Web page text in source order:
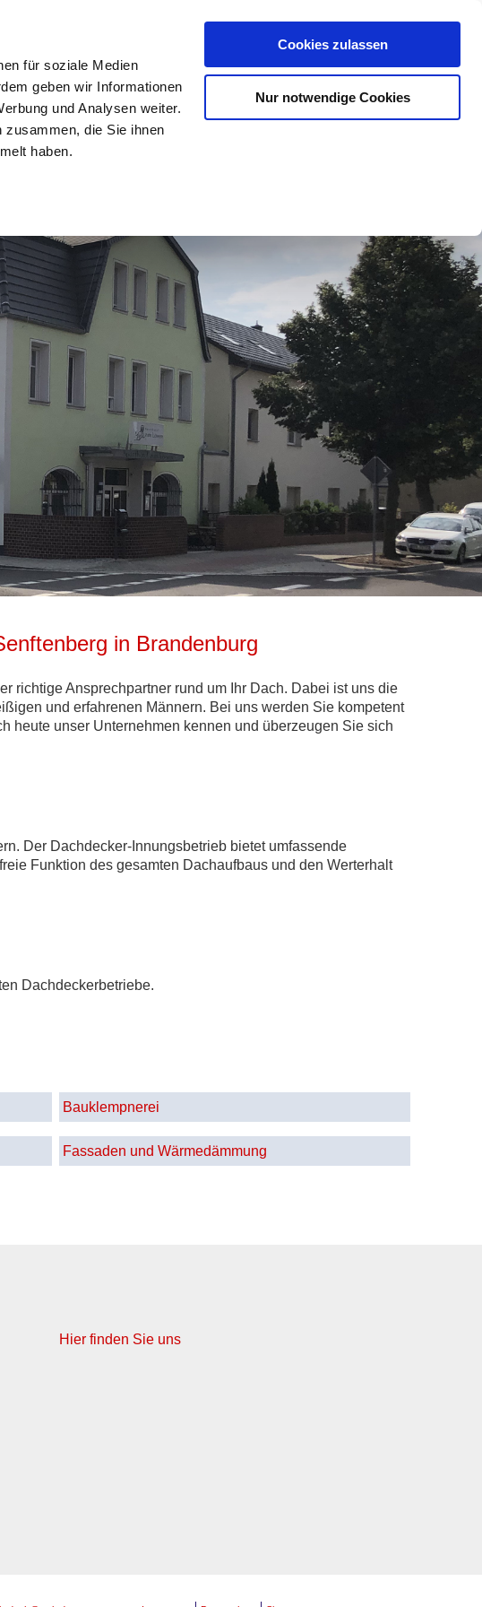
für soziale Medien
geben wir Informationen
und Analysen weiter.
die Sie ihnen
haben.
Cookies zulassen
Nur notwendige Cookies
in Brandenburg
richtige Ansprechpartner rund um Ihr Dach. Dabei ist uns die
und erfahrenen Männern. Bei uns werden Sie kompetent
heute unser Unternehmen kennen und überzeugen Sie sich
Der Dachdecker-Innungsbetrieb bietet umfassende
Funktion des gesamten Dachaufbaus und den Werterhalt
Dachdeckerbetriebe.
Bauklempnerei
Fassaden und Wärmedämmung
Hier finden Sie uns